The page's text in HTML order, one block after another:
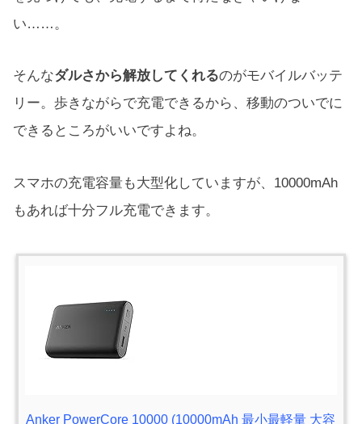
い……。
そんなダルさから解放してくれるのがモバイルバッテ
リー。歩きながらで充電できるから、移動のついでに
できるところがいいですよね。
スマホの充電容量も大型化していますが、10000mAh
もあれば十分フル充電できます。
Anker PowerCore 10000 (10000mAh 最小最軽量 大容